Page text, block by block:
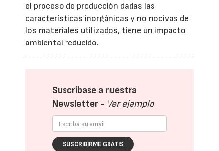
el proceso de producción dadas las
características inorgánicas y no nocivas de
los materiales utilizados, tiene un impacto
ambiental reducido.
Suscríbase a nuestra
Newsletter - Ver ejemplo
SUSCRIBIRME GRATIS